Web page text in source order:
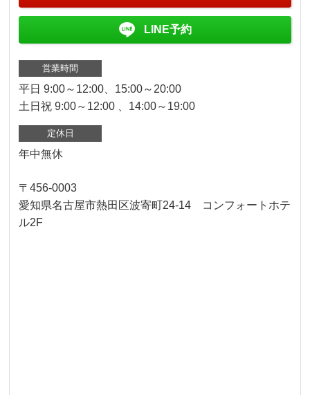
LINE予約
営業時間
平日 9:00～12:00、15:00～20:00
土日祝 9:00～12:00 、14:00～19:00
定休日
年中無休
〒456-0003
愛知県名古屋市熱田区波寄町24-14 コンフォートホテ
ル2F